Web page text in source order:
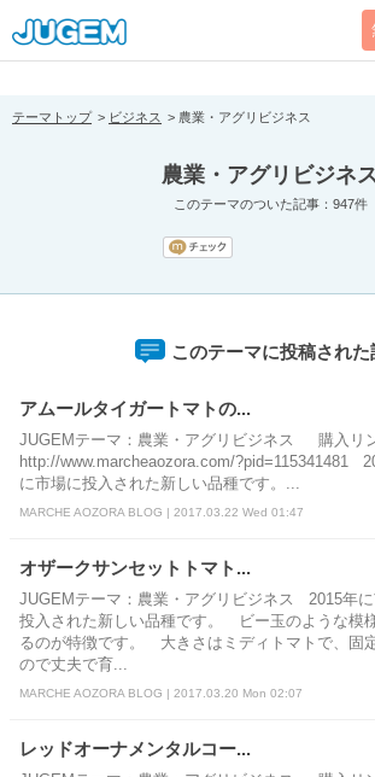
[pear_error: message="Success" code=0
prefix="" info=""]
テーマトップ ビジネス 農業・アグリビジネス
農業・アグリビジネ
このテーマのついた記事：947件
このテーマに投稿された
アムールタイガートマトの...
JUGEMテーマ：農業・アグリビジネス 購入リ
http://www.marcheaozora.com/?pid=115341481
に市場に投入された新しい品種です。...
MARCHE AOZORA BLOG | 2017.03.22 Wed 01:47
オザークサンセットトマト...
JUGEMテーマ：農業・アグリビジネス 2015年に
投入された新しい品種です。 ビー玉のような模
るのが特徴です。 大きさはミディトマトで、固
ので丈夫で育...
MARCHE AOZORA BLOG | 2017.03.20 Mon 02:07
レッドオーナメンタルコー...